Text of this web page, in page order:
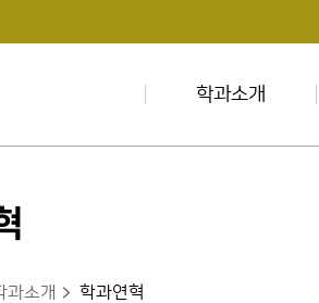
학과소개
과소개 학과연혁